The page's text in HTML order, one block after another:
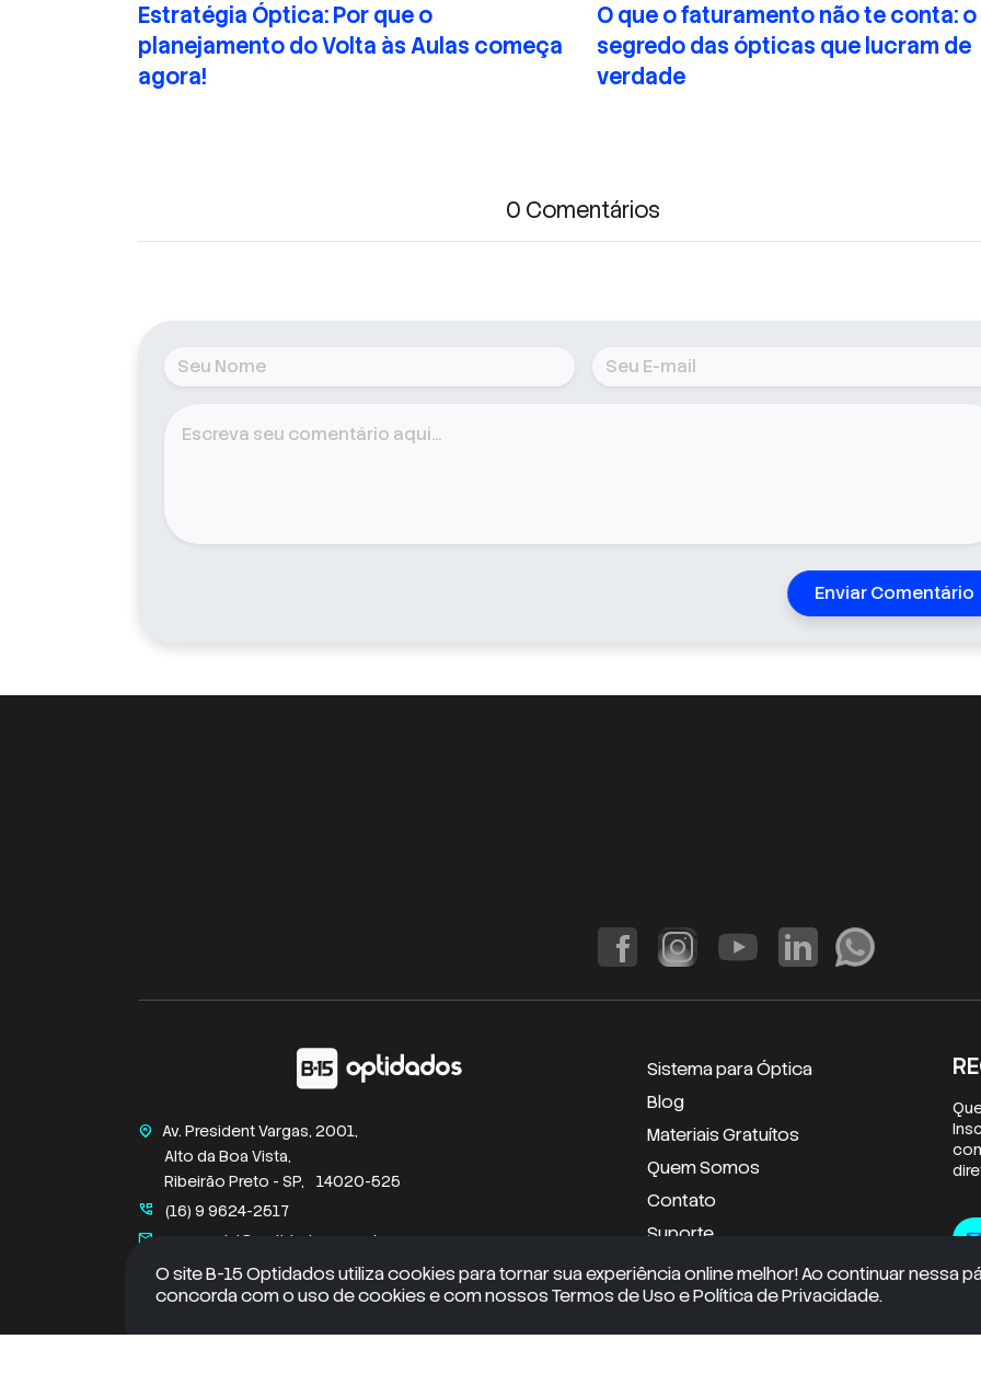
Estratégia Óptica: Por que o
planejamento do Volta às Aulas começa
agora!
O que o faturamento não te conta: o
segredo das ópticas que lucram de
verdade
0 Comentários
Enviar Comentário
home_pin
Av. President Vargas, 2001,
Alto da Boa Vista,
Ribeirão Preto - SP,
14020-525
perm_phone_msg (16) 9 9624-2517
mail comercial@optidados.com.br
Sistema para Óptica
Blog
Materiais Gratuítos
Quem Somos
Contato
Suporte
E-
O site B-15 Optidados utiliza cookies para tornar sua experiência online melhor! Ao continuar nessa
concorda com o uso de cookies e com nossos Termos de Uso e Política de Privacidade.